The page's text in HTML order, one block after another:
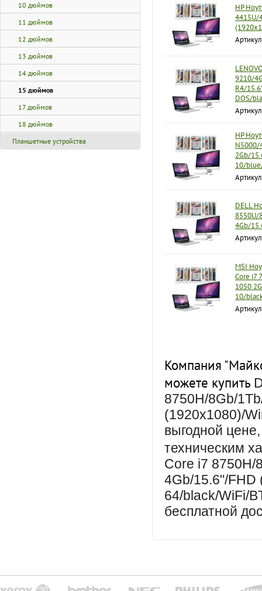
10 дюймов
11 дюймов
12 дюймов
13 дюймов
14 дюймов
15 дюймов
17 дюймов
18 дюймов
Планшетные устройства
HP
4415U/
9210/
R4/
DOS/
HP
N5000/
2Gb/
10/
DELL
8550U/
4Gb/
MSI
Core i7
1050
10/
Компания
можете купить
8750H/8Gb/
(1920x1080)/
выгодной
техническим
Core i7 8750H/
4Gb/15.6"/FHD
64/black/WiFi/
бесплатной